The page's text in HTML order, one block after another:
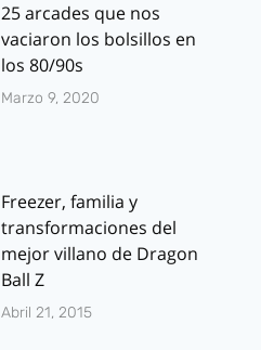
25 arcades que nos
vaciaron los bolsillos en
los 80/90s
Marzo 9, 2020
Freezer, familia y
transformaciones del
mejor villano de Dragon
Ball Z
Abril 21, 2015